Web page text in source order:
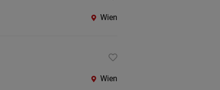
Wien
Wien